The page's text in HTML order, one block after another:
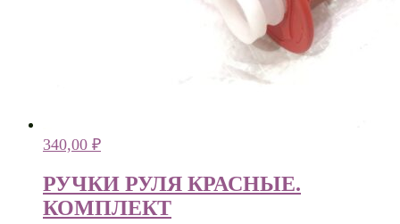
340,00 ₽
РУЧКИ РУЛЯ КРАСНЫЕ.
КОМПЛЕКТ